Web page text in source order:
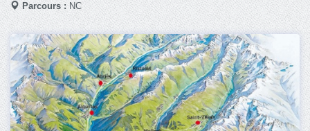
Parcours :NC